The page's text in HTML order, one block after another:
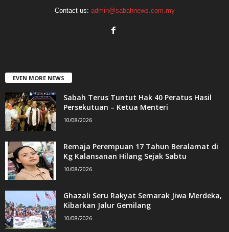
Contact us: admin@sabahnews.com.my
EVEN MORE NEWS
Sabah Terus Tuntut Hak 40 Peratus Hasil
Persekutuan – Ketua Menteri
10/08/2026
Remaja Perempuan 17 Tahun Beralamat di
Kg Kalansanan Hilang Sejak Sabtu
10/08/2026
Ghazali Seru Rakyat Semarak Jiwa Merdeka,
Kibarkan Jalur Gemilang
10/08/2026